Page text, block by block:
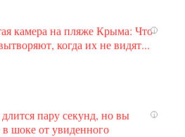
i
камера на пляже Крыма: Что
когда их не видят...
i
пару секунд, но вы
в шоке от увиденного